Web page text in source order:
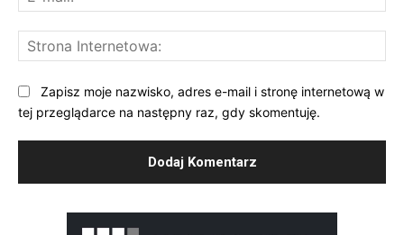
Zapisz moje nazwisko, adres e-mail i stronę internetową w
tej przeglądarce na następny raz, gdy skomentuję.